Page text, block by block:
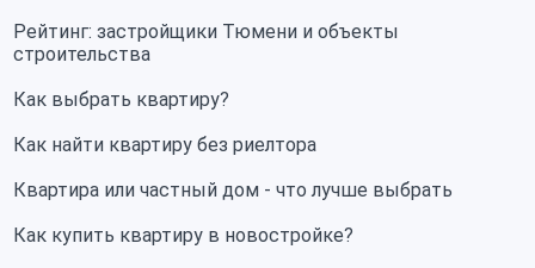
Рейтинг: застройщики Тюмени и объекты
строительства
Как выбрать квартиру?
Как найти квартиру без риелтора
Квартира или частный дом - что лучше выбрать
Как купить квартиру в новостройке?